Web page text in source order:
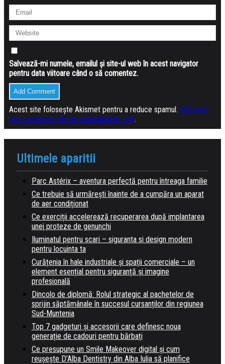
Salvează-mi numele, emailul și site-ul web în acest navigator
pentru data viitoare când o să comentez.
Acest site folosește Akismet pentru a reduce spamul. Află cum
sunt procesate datele comentariilor tale.
Ultimele aparitii
Parc Astérix – aventura perfectă pentru întreaga familie
Ce trebuie să urmărești înainte de a cumpăra un aparat
de aer condiționat
Ce exerciții accelerează recuperarea după implantarea
unei proteze de genunchi
Iluminatul pentru scari – siguranta si design modern
pentru locuinta ta
Curățenia în hale industriale și spații comerciale – un
element esențial pentru siguranță și imagine
profesională
Dincolo de diplomă: Rolul strategic al pachetelor de
sprijin săptămânale în succesul cursanților din regiunea
Sud-Muntenia
Top 7 gadgeturi și accesorii care definesc noua
generație de cadouri pentru bărbați
Ce presupune un Smile Makeover digital și cum
reușește D’Alba Dentistry din Alba Iulia să planifice